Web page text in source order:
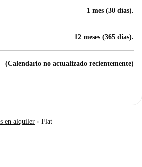
1 mes (30 días).
12 meses (365 días).
(Calendario no actualizado recientemente)
en alquiler › Flat